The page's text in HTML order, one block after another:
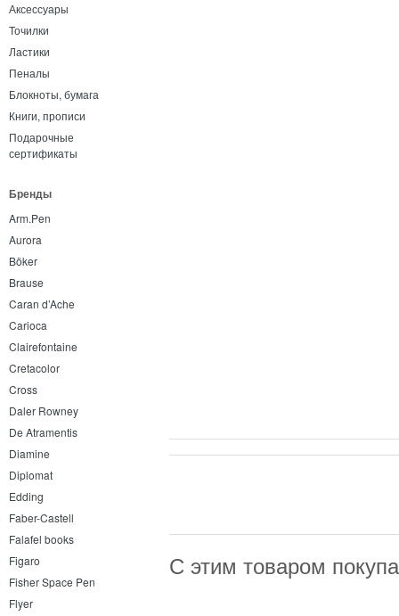
Аксессуары
Точилки
Ластики
Пеналы
Блокноты, бумага
Книги, прописи
Подарочные
сертификаты
Бренды
Arm.Pen
Aurora
Böker
Brause
Caran d’Ache
Carioca
Clairefontaine
Cretacolor
Cross
Daler Rowney
De Atramentis
Diamine
Diplomat
Edding
Faber-Castell
Falafel books
Figaro
Fisher Space Pen
Flyer
С этим товаром